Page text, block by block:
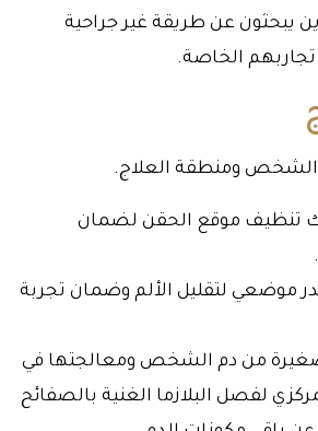
يبحثون عن طريقة غير جراحية
تجاربهم الخاصة.
الشخص ومنطقة العلاج.
تنظيف موقع الحقن لضمان
موضعي لتقليل الألم وضمان تجربة
صغيرة من دم الشخص ومعالجتها في
لفصل البلازما الغنية بالصفائح